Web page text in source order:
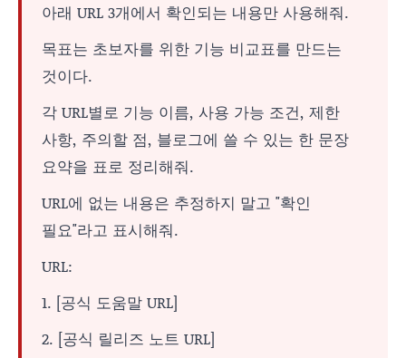
아래 URL 3개에서 확인되는 내용만 사용해줘.
목표는 초보자를 위한 기능 비교표를 만드는
것이다.
각 URL별로 기능 이름, 사용 가능 조건, 제한
사항, 주의할 점, 블로그에 쓸 수 있는 한 문장
요약을 표로 정리해줘.
URL에 없는 내용은 추정하지 말고 "확인
필요"라고 표시해줘.
URL:
1. [공식 도움말 URL]
2. [공식 릴리즈 노트 URL]